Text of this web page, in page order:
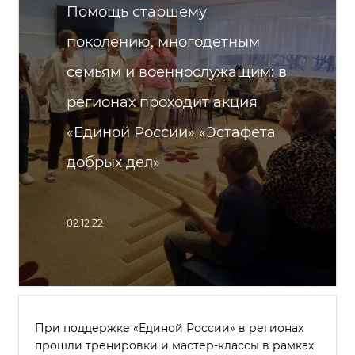
Помощь старшему
поколению, многодетным
семьям и военнослужащим: в
регионах проходит акция
«Единой России» «Эстафета
добрых дел»
02.12.22
При поддержке «Единой России» в регионах
прошли тренировки и мастер-классы в рамках